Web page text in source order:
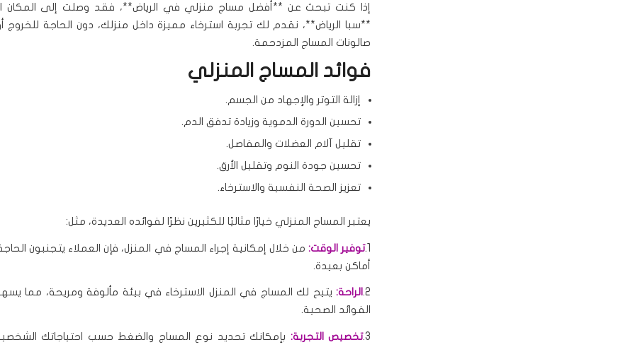
إذا كنت تبحث عن **أفضل مساج منزلي في الرياض**، فقد وصلت إلى المكان
**سبا الرياض**، نقدم لك تجربة استرخاء مميزة داخل منزلك، دون الحاجة للخروج
صالونات المساج المزدحمة.
فوائد المساج المنزلي
إزالة التوتر والإجهاد من الجسم.
تحسين الدورة الدموية وزيادة تدفق الدم.
تقليل آلام العضلات والمفاصل.
تحسين جودة النوم وتقليل الأرق.
تعزيز الصحة النفسية والاسترخاء.
يعتبر المساج المنزلي خيارًا مثاليًا للكثيرين نظرًا لفوائده العديدة، مثل:
1.توفير الوقت: من خلال إمكانية إجراء المساج في المنزل، فإن العملاء يتجنبون
أماكن بعيدة.
2.الراحة:يتيح لك المساج في المنزل الاسترخاء في بيئة مألوفة ومريحة، مما
الفوائد الصحية.
3. تخصيص التجربة: بإمكانك تحديد نوع المساج والضغط حسب احتياجاتك